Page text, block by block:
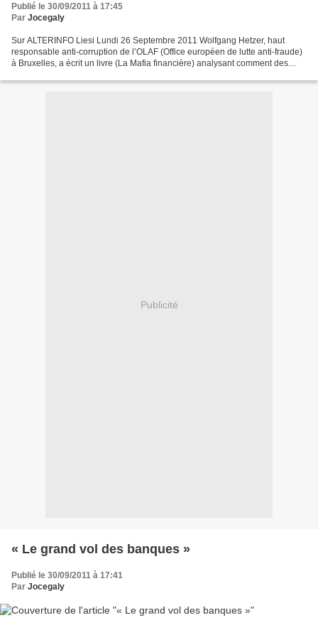
Publié le 30/09/2011 à 17:45
Par Jocegaly
Sur ALTERINFO Liesi Lundi 26 Septembre 2011 Wolfgang Hetzer, haut
responsable anti-corruption de l’OLAF (Office européen de lutte anti-fraude)
à Bruxelles, a écrit un livre (La Mafia financière) analysant comment des
Publicité
« Le grand vol des banques »
Publié le 30/09/2011 à 17:41
Par Jocegaly